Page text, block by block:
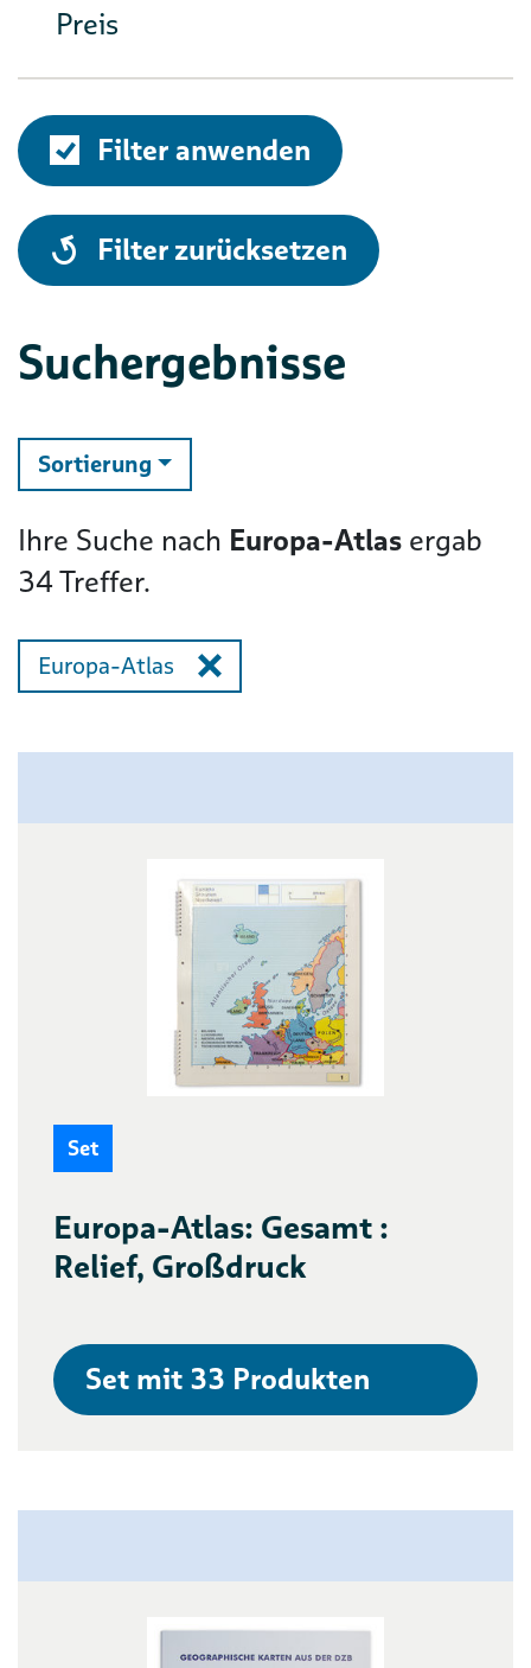
Preis
Filter anwenden
alle
Filter zurücksetzen
Suchergebnisse
Sortierung ändern
Ihre Suche nach Europa-Atlas ergab
34Treffer.
Europa-Atlas
Set
Europa-Atlas: Gesamt :
Relief, Großdruck
Set mit 33 Produkten